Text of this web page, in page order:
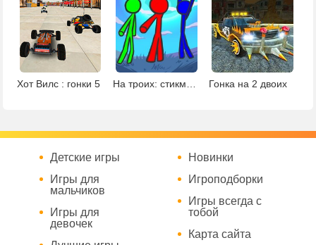
Хот Вилс : гонки 5 На троих: стикмены на фруктовом острове 2 Гонка на 2 двоих
Детские игры
Игры для
мальчиков
Игры для
девочек
Новинки
Игроподборки
Игры всегда с
тобой
Карта сайта